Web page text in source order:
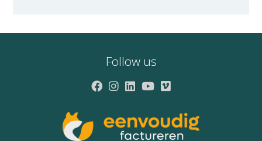
Follow us